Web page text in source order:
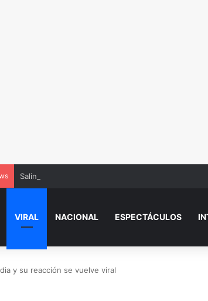
Salinas Pliego explica por qué sacó a Aristegui y
VIRAL NACIONAL ESPECTÁCULOS
y su reacción se vuelve viral